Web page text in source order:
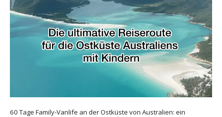
60 Tage Family-Vanlife an der Ostküste von Australien: ein